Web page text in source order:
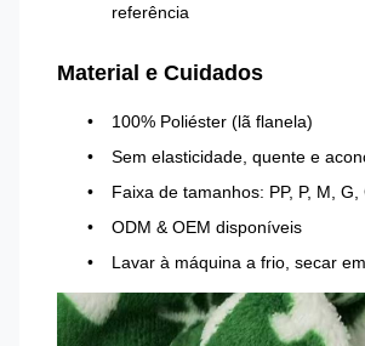
referência
Material e Cuidados
100% Poliéster (lã flanela)
Sem elasticidade, quente e
Faixa de tamanhos: PP, P, M, G,
ODM & OEM disponíveis
Lavar à máquina a frio, secar